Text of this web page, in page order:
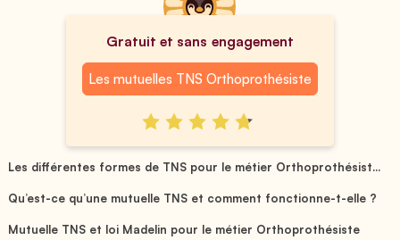
Gratuit et sans engagement
Les mutuelles TNS Orthoprothésiste
Les différentes formes de TNS pour le métier Orthoprothésist...
Qu’est-ce qu’une mutuelle TNS et comment fonctionne-t-elle ?
Mutuelle TNS et loi Madelin pour le métier Orthoprothésiste